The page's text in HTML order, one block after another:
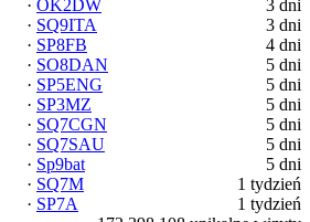
· OK2DW
3 dni
· SQ9ITA
3 dni
· SP8FB
4 dni
· SO8DAN
5 dni
· SP5ENG
5 dni
· SP3MZ
5 dni
· SQ7CGN
5 dni
· SQ7SAU
5 dni
· Sp9bat
5 dni
· SQ7M
1 tydzień
· SP7A
1 tydzień